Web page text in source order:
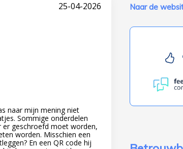
25-04-2026
naar mijn mening niet
Sommige onderdelen
geschroefd moet worden,
worden. Misschien een
En een QR code hij
Naar de